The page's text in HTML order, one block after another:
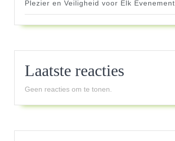
Plezier en Veiligheid voor Elk Evenement
Laatste reacties
Geen reacties om te tonen.